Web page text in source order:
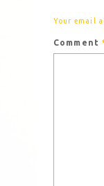
Your email
Comment